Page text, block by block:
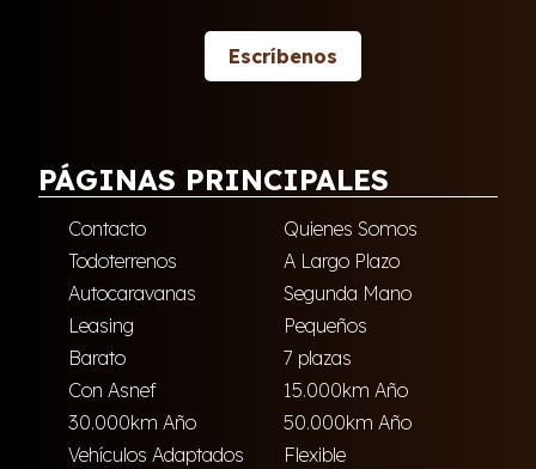
Escríbenos
PÁGINAS PRINCIPALES
Contacto
Quienes Somos
Todoterrenos
A Largo Plazo
Autocaravanas
Segunda Mano
Leasing
Pequeños
Barato
7 plazas
Con Asnef
15.000km Año
30.000km Año
50.000km Año
Vehículos Adaptados
Flexible